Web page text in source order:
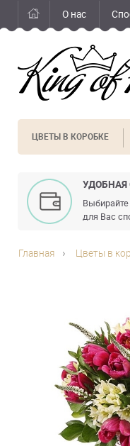
О нас
ЦВЕТЫ В КОРОБКЕ
УДОБНАЯ
для Вас
Главная Цветы в